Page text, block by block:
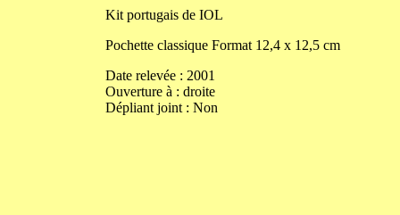
Kit portugais de IOL
Pochette classique Format 12,4 x 12,5 cm
Date relevée : 2001
Ouverture à : droite
Dépliant joint : Non